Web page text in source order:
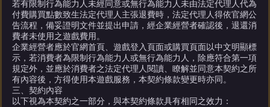
若有限制行為能力人未經同意或無行為能力人未由法定代理人代為
付費購買點數致生法定代理人主張退費時，法定代理人得依官網公
告流程，備妥證明文件並提出申請，經企業經營者確認後，退還消
費者未使用之遊戲費用。
企業經營者應於官網首頁、遊戲登入頁面或購買頁面以中文明顯標
示，若消費者為限制行為能力人或無行為能力人，除應符合第一項
規定外，並應於消費者之法定代理人閱讀、瞭解並同意本契約之所
有內容後，方得使用本遊戲服務，本契約條款變更時亦同。
三、契約內容
以下視為本契約之一部分，與本契約條款具有相同之效力：